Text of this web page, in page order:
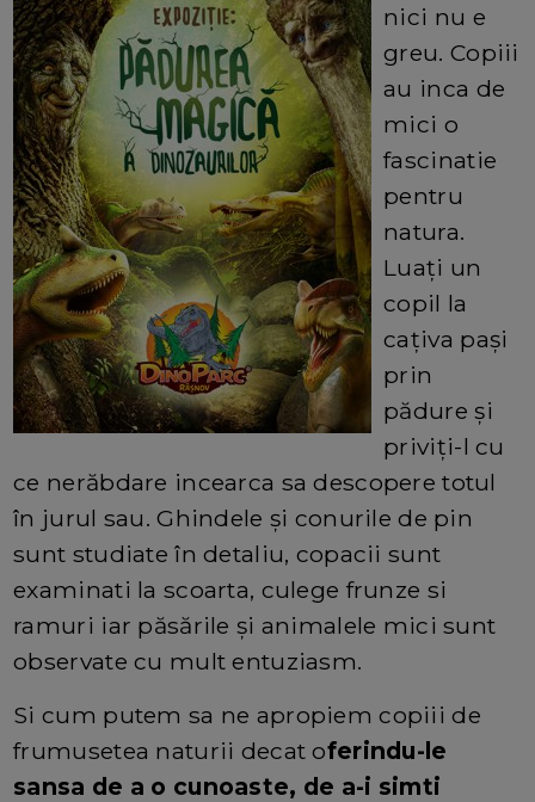
nici nu e
greu. Copiii
au inca de
mici o
fascinatie
pentru
natura.
Luați un
copil la
cațiva pași
prin
pădure și
priviți-l cu
ce nerăbdare incearca sa descopere totul
în jurul sau. Ghindele și conurile de pin
sunt studiate în detaliu, copacii sunt
examinati la scoarta, culege frunze si
ramuri iar păsările și animalele mici sunt
observate cu mult entuziasm.
Si cum putem sa ne apropiem copiii de
frumusetea naturii decat oferindu-le
sansa de a o cunoaste, de a-i simti